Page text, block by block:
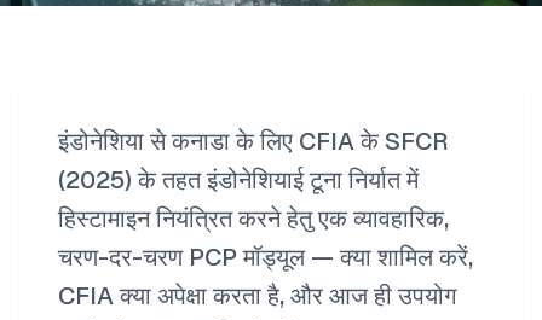
इंडोनेशिया से कनाडा के लिए CFIA के SFCR
(2025) के तहत इंडोनेशियाई टूना निर्यात में
हिस्टामाइन नियंत्रित करने हेतु एक व्यावहारिक,
चरण-दर-चरण PCP मॉड्यूल — क्या शामिल करें,
CFIA क्या अपेक्षा करता है, और आज ही उपयोग